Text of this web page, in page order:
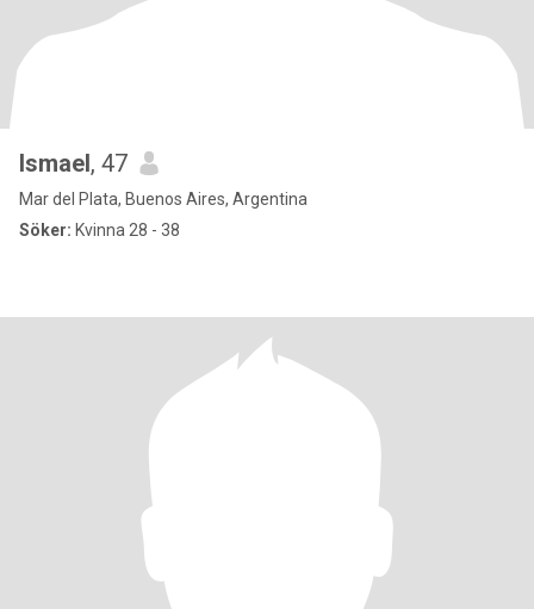
Ismael, 47
Mar del Plata, Buenos Aires, Argentina
Söker: Kvinna 28 - 38